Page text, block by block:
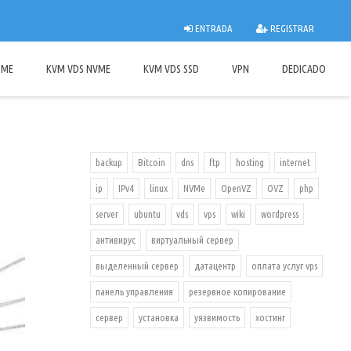
backup Bitcoin dns ftp hosting internet
ip IPv4 linux NVMe OpenVZ OVZ php
server ubuntu vds vps wiki wordpress
антивирус виртуальный сервер
выделенный сервер датацентр оплата услуг vps
панель управления резервное копирование
сервер установка уязвимость хостинг
ENTRADA REGISTRAR
KVM VDS NVME KVM VDS SSD VPN DEDICADO